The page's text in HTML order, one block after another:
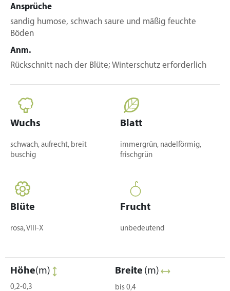
Ansprüche
sandig humose, schwach saure und mäßig feuchte
Böden
Anm.
Rückschnitt nach der Blüte; Winterschutz erforderlich
Wuchs
schwach, aufrecht, breit
buschig
Blatt
immergrün, nadelförmig,
frischgrün
Blüte
rosa, VIII-X
Frucht
unbedeutend
Höhe(m)
0,2-0,3
Breite (m)
bis 0,4